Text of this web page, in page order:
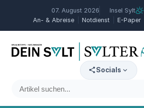
07. August 2026 Insel Syltpartly_cloudy_day
An- & Abreise
Notdienst E-Paper
Socials expand_more